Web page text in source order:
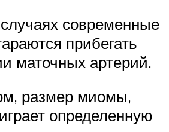
современные
прибегать
маточных артерий.
размер миомы,
определенную